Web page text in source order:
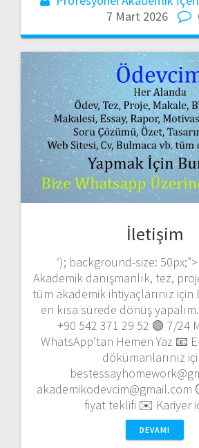
7 Mart 2026
İletişim
‘); background-size:
Akademik danışmanlık, tez,
tüm akademik ihtiyaçlarınız için
en kısa sürede dönüş
+90 542 371 29 52 🟢 7/24
WhatsApp’tan Hemen Yaz 📧
dökümanlarınız
fiyat teklifi ✉️ Kariyer
DEVAMI